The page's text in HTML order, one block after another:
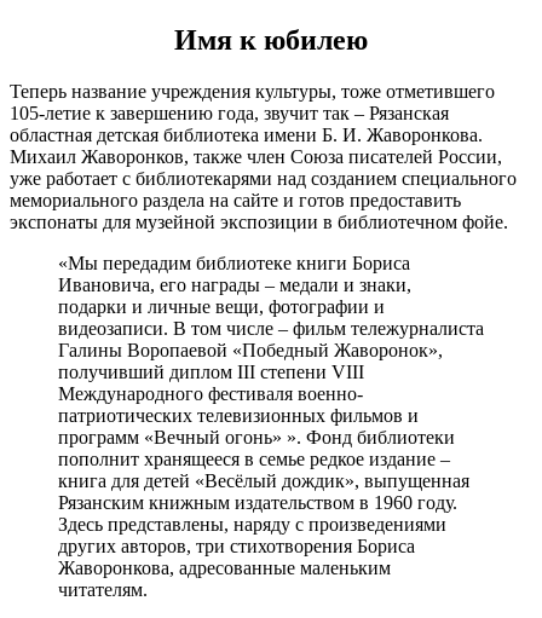
Имя к юбилею
Теперь название учреждения культуры, тоже отметившего
105-летие к завершению года, звучит так – Рязанская
областная детская библиотека имени Б. И. Жаворонкова.
Михаил Жаворонков, также член Союза писателей России,
уже работает с библиотекарями над созданием специального
мемориального раздела на сайте и готов предоставить
экспонаты для музейной экспозиции в библиотечном фойе.
«Мы передадим библиотеке книги Бориса
Ивановича, его награды – медали и знаки,
подарки и личные вещи, фотографии и
видеозаписи. В том числе – фильм тележурналиста
Галины Воропаевой «Победный Жаворонок»,
получивший диплом III степени VIII
Международного фестиваля военно-
патриотических телевизионных фильмов и
программ «Вечный огонь» ». Фонд библиотеки
пополнит хранящееся в семье редкое издание –
книга для детей «Весёлый дождик», выпущенная
Рязанским книжным издательством в 1960 году.
Здесь представлены, наряду с произведениями
других авторов, три стихотворения Бориса
Жаворонкова, адресованные маленьким
читателям.